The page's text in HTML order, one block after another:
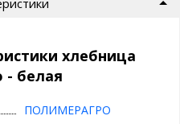
хлебница
- белая
ПОЛИМЕРАГРО